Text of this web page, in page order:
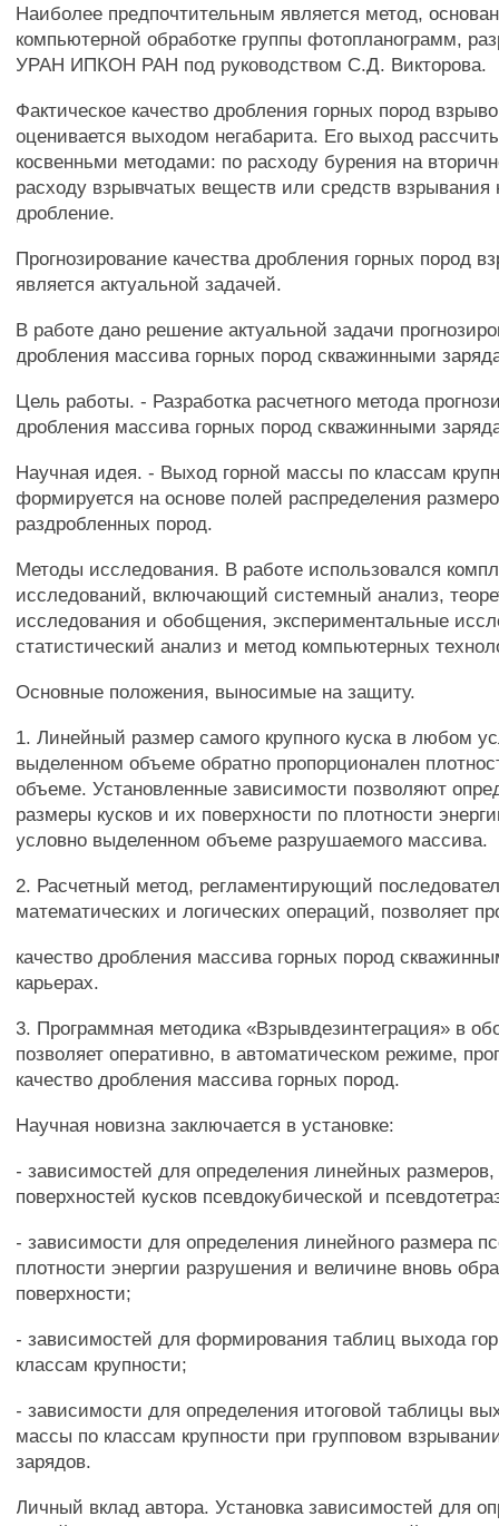
Наиболее предпочтительным является метод,
компьютерной обработке группы фотопланограмм,
УРАН ИПКОН РАН под руководством С.Д. Викторова.
Фактическое качество дробления горных пород
оценивается выходом негабарита. Его выход
косвенньми методами: по расходу бурения на
расходу взрывчатых веществ или средств взрывания
дробление.
Прогнозирование качества дробления горных пород
является актуальной задачей.
В работе дано решение актуальной задачи
дробления массива горных пород скважинными
Цель работы. - Разработка расчетного метода
дробления массива горных пород скважинными
Научная идея. - Выход горной массы по классам
формируется на основе полей распределения
раздробленных пород.
Методы исследования. В работе использовался
исследований, включающий системный анализ,
исследования и обобщения, экспериментальные
статистический анализ и метод компьютерных
Основные положения, выносимые на защиту.
1. Линейный размер самого крупного куска в любом
выделенном объеме обратно пропорционален
объеме. Установленные зависимости позволяют
размеры кусков и их поверхности по плотности
условно выделенном объеме разрушаемого массива.
2. Расчетный метод, регламентирующий
математических и логических операций, позволяет
качество дробления массива горных пород
карьерах.
3. Программная методика «Взрывдезинтеграция» в
позволяет оперативно, в автоматическом режиме,
качество дробления массива горных пород.
Научная новизна заключается в установке:
- зависимостей для определения линейных
поверхностей кусков псевдокубической и
- зависимости для определения линейного размера
плотности энергии разрушения и величине вновь
поверхности;
- зависимостей для формирования таблиц выхода
классам крупности;
- зависимости для определения итоговой таблицы
массы по классам крупности при групповом
зарядов.
Личный вклад автора. Установка зависимостей для